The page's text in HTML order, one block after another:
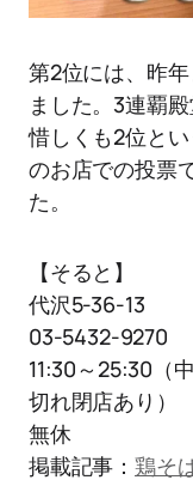
第2位には、昨
ました。3連覇
惜しくも2位と
のお店での投票
た。
【そると】
代沢5-36-13
03-5432-9270
11:30～25:30（
切れ閉店あり）
無休
掲載記事：鶏そ